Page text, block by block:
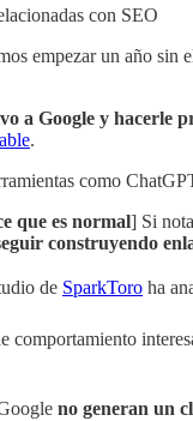
con SEO
empezar un año sin
a Google y hacerle
.
como
que es normal] Si
construyendo
de SparkToro ha
comportamiento
no generan un